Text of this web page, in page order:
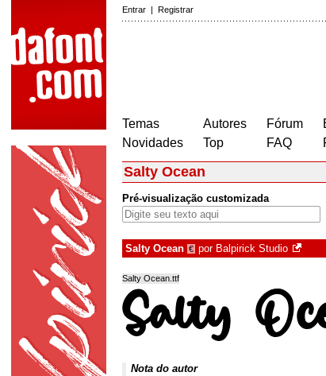
Entrar | Registrar
Temas
Novidades
Autores
Top
Fórum
FAQ
Salty Ocean
Pré-visualização customizada
Salty Ocean € por Balpirick Studio
Salty Ocean.ttf
Nota do autor